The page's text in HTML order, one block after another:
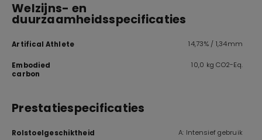
Welzijns- en
duurzaamheidsspecificaties
Artifical Athlete 14,73% / 1,34mm
Embodied
carbon
10,0 kg CO2-Eq.
Prestatiespecificaties
Rolstoelgeschiktheid A: Intensief gebruik